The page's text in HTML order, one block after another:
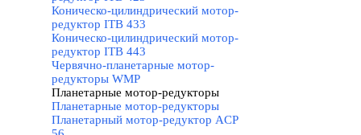
Коническо-цилиндрический мотор-
редуктор ITB 433
Коническо-цилиндрический мотор-
редуктор ITB 443
Червячно-планетарные мотор-
редукторы WMP
Планетарные мотор-редукторы
Планетарные мотор-редукторы
Планетарный мотор-редуктор ACP